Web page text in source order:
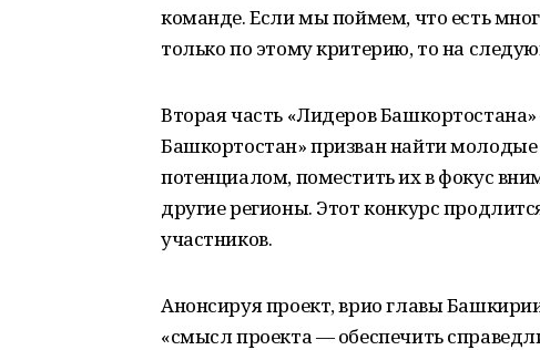
команде. Если мы поймем, что есть
только по этому критерию, то на
Вторая часть «Лидеров
Башкортостан» призван найти
потенциалом, поместить их в фокус
другие регионы. Этот конкурс
участников.
Анонсируя проект, врио главы
«смысл проекта — обеспечить